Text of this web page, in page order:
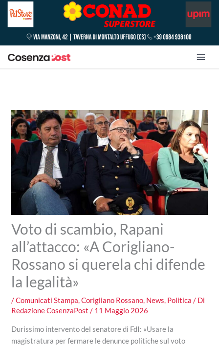
Voto di scambio, Rapani
all’attacco: «A Corigliano-
Rossano si querela chi difende
la legalità»
/Comunicati Stampa,Corigliano Rossano, News, Politica / Di
Redazione CosenzaPost/ 11 Maggio 2026
Durissimo intervento del senatore di FdI: «Usare la
magistratura per fermare le denunce politiche sul voto